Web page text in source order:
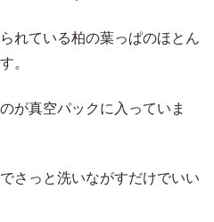
れている柏の葉っぱのほとん
。
が真空パックに入っていま
さっと洗いながすだけでいい